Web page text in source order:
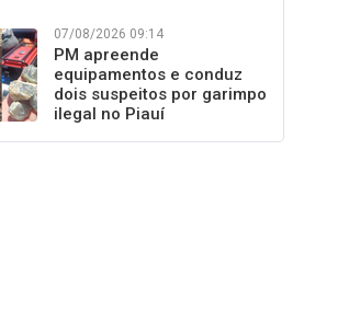
07/08/2026 09:14
PM apreende
equipamentos e conduz
dois suspeitos por garimpo
ilegal no Piauí